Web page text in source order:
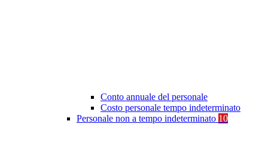
Conto annuale del personale
Costo personale tempo indeterminato
Personale non a tempo indeterminato 10